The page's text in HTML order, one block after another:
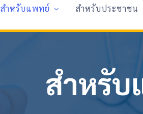
สำหรับแพทย์ สำหรับประชาชน
สำหรั